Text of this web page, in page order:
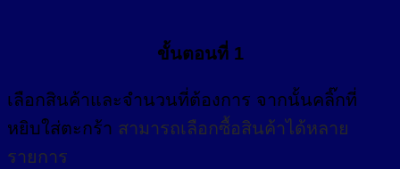
ขั้นตอนที่ 1
เลือกสินค้าและจำนวนที่ต้องการ จากนั้นคลิ๊กที่
หยิบใส่ตะกร้า สามารถเลือกซื้อสินค้าได้หลาย
รายการ